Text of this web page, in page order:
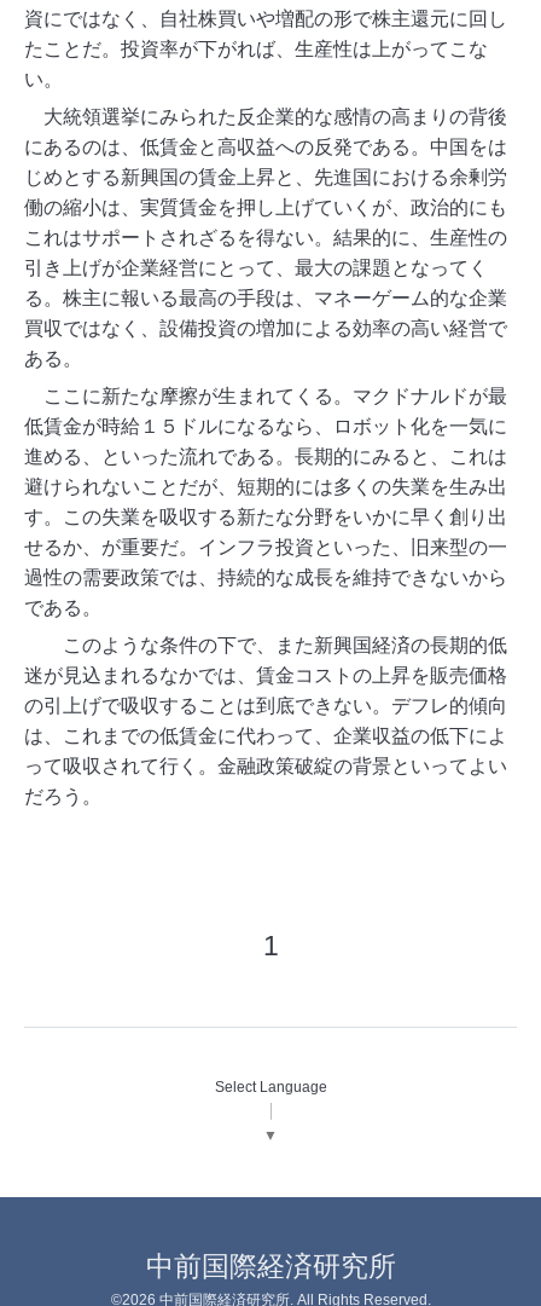
資にではなく、自社株買いや増配の形で株主還元に回し
たことだ。投資率が下がれば、生産性は上がってこな
い。
大統領選挙にみられた反企業的な感情の高まりの背後
にあるのは、低賃金と高収益への反発である。中国をは
じめとする新興国の賃金上昇と、先進国における余剰労
働の縮小は、実質賃金を押し上げていくが、政治的にも
これはサポートされざるを得ない。結果的に、生産性の
引き上げが企業経営にとって、最大の課題となってく
る。株主に報いる最高の手段は、マネーゲーム的な企業
買収ではなく、設備投資の増加による効率の高い経営で
ある。
ここに新たな摩擦が生まれてくる。マクドナルドが最
低賃金が時給１５ドルになるなら、ロボット化を一気に
進める、といった流れである。長期的にみると、これは
避けられないことだが、短期的には多くの失業を生み出
す。この失業を吸収する新たな分野をいかに早く創り出
せるか、が重要だ。インフラ投資といった、旧来型の一
過性の需要政策では、持続的な成長を維持できないから
である。
このような条件の下で、また新興国経済の長期的低
迷が見込まれるなかでは、賃金コストの上昇を販売価格
の引上げで吸収することは到底できない。デフレ的傾向
は、これまでの低賃金に代わって、企業収益の低下によ
って吸収されて行く。金融政策破綻の背景といってよい
だろう。
1
Select Language
▼
中前国際経済研究所
©2026 中前国際経済研究所. All Rights Reserved.